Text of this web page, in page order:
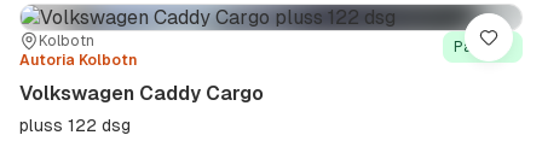
Sted:Kolbotn
Forhandler:
Autoria Kolbotn
På lager
Volkswagen Caddy Cargo
pluss 122 dsg
Lagre